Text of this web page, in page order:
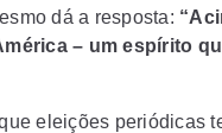
dá a resposta:
– um espírito
eleições periódicas